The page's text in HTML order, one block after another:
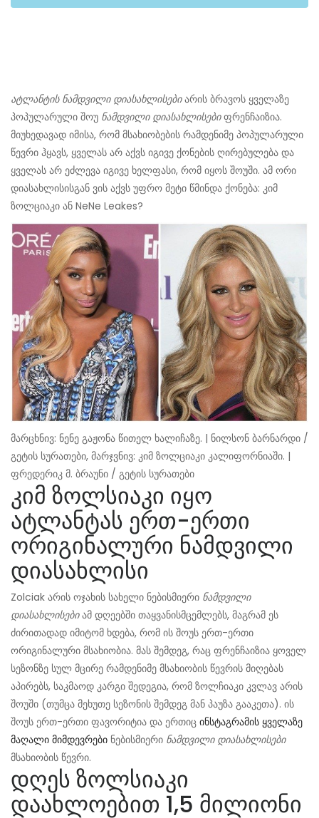
ატლანტის ნამდვილი დიასახლისებიარის ბრავოს ყველაზე
პოპულარული შოუ ნამდვილი დიასახლისებიფრენჩაიზია.
მიუხედავად იმისა, რომ მსახიობების რამდენიმე პოპულარული
წევრი ჰყავს, ყველას არ აქვს იგივე ქონების ღირებულება და
ყველას არ ეძლევა იგივე ხელფასი, რომ იყოს შოუში. ამ ორი
დიასახლისისგან ვის აქვს უფრო მეტი წმინდა ქონება: კიმ
ზოლციაკი ან NeNe Leakes?
მარცხნივ: ნენე გაჟონა წითელ ხალიჩაზე. | ნილსონ ბარნარდი /
გეტის სურათები, მარჯვნივ: კიმ ზოლციაკი კალიფორნიაში. |
ფრედერიკ მ. ბრაუნი / გეტის სურათები
კიმ ზოლსიაკი იყო
ატლანტას ერთ-ერთი
ორიგინალური ნამდვილი
დიასახლისი
Zolciak არის ოჯახის სახელი ნებისმიერი ნამდვილი
დიასახლისებიამ დღეებში თაყვანისმცემლებს, მაგრამ ეს
ძირითადად იმიტომ ხდება, რომ ის შოუს ერთ-ერთი
ორიგინალური მსახიობია. მას შემდეგ, რაც ფრენჩაიზია ყოველ
სეზონზე სულ მცირე რამდენიმე მსახიობის წევრის მიღებას
აპირებს, საკმაოდ კარგი შედეგია, რომ ზოლჩიაკი კვლავ არის
შოუში (თუმცა მეხუთე სეზონის შემდეგ მან პაუზა გააკეთა). ის
შოუს ერთ-ერთი ფავორიტია და ერთიც ინსტაგრამის ყველაზე
მაღალი მიმდევრები ნებისმიერი ნამდვილი დიასახლისები
მსახიობის წევრი.
დღეს ზოლსიაკი
დაახლოებით 1,5 მილიონი